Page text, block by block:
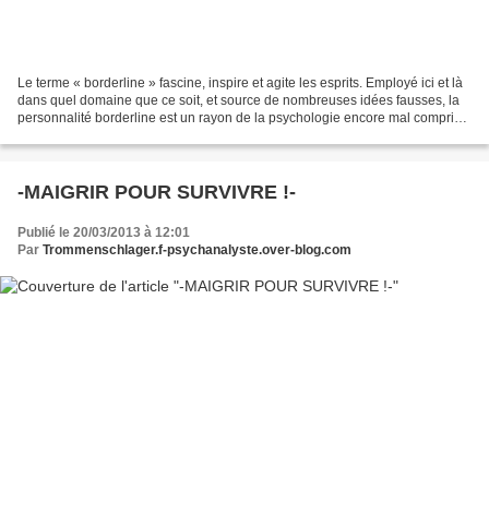
Le terme « borderline » fascine, inspire et agite les esprits. Employé ici et là
dans quel domaine que ce soit, et source de nombreuses idées fausses, la
personnalité borderline est un rayon de la psychologie encore mal compris...
-MAIGRIR POUR SURVIVRE !-
Publié le 20/03/2013 à 12:01
Par Trommenschlager.f-psychanalyste.over-blog.com